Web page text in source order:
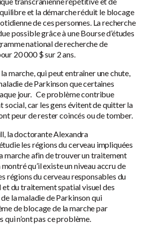
et la démarche réduit le blocage
de ces personnes. La recherche
possible grâce à une Bourse d’études
national de recherche de
20 000 $ sur 2 ans.
marche, qui peut entraîner une chute,
de Parkinson que certaines
jour. Ce problème contribue
social, car les gens évitent de quitter la
peur de rester coincés ou de tomber.
la doctorante Alexandra
les régions du cerveau impliquées
marche afin de trouver un traitement
qu’il existe un niveau accru de
régions du cerveau responsables du
du traitement spatial visuel des
la maladie de Parkinson qui
de blocage de la marche par
qui n’ont pas ce problème.